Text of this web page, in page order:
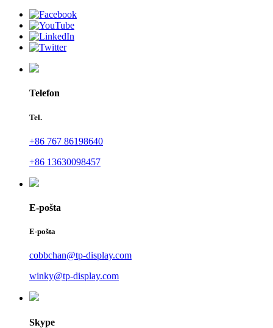
Telefon
Tel.
+86 767 86198640
+86 13630098457
E-pošta
E-pošta
cobbchan@tp-display.com
winky@tp-display.com
Skype